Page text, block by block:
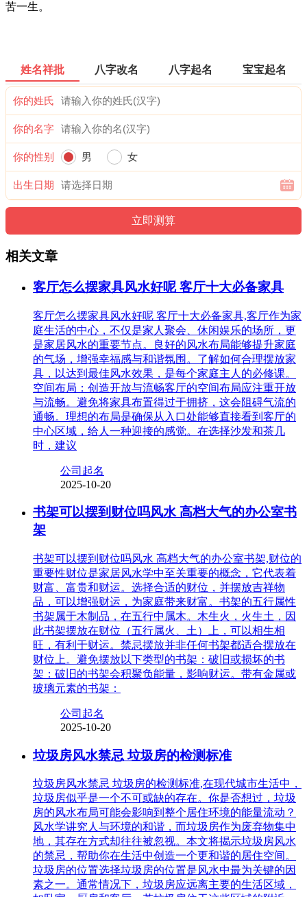
苦一生。
姓名祥批 八字改名 八字起名 宝宝起名
你的姓氏
你的名字
你的性别 男 女
出生日期
相关文章
客厅怎么摆家具风水好呢 客厅十大必备家具
客厅怎么摆家具风水好呢 客厅十大必备家具,客厅作为家
庭生活的中心，不仅是家人聚会、休闲娱乐的场所，更
是家居风水的重要节点。良好的风水布局能够提升家庭
的气场，增强幸福感与和谐氛围。了解如何合理摆放家
具，以达到最佳风水效果，是每个家庭主人的必修课。
空间布局：创造开放与流畅客厅的空间布局应注重开放
与流畅。避免将家具布置得过于拥挤，这会阻碍气流的
通畅。理想的布局是确保从入口处能够直接看到客厅的
中心区域，给人一种迎接的感觉。在选择沙发和茶几
时，建议
公司起名
2025-10-20
书架可以摆到财位吗风水 高档大气的办公室书
架
书架可以摆到财位吗风水 高档大气的办公室书架,财位的
重要性财位是家居风水学中至关重要的概念，它代表着
财富、富贵和财运。选择合适的财位，并摆放吉祥物
品，可以增强财运，为家庭带来财富。书架的五行属性
书架属于木制品，在五行中属木。木生火，火生土，因
此书架摆放在财位（五行属火、土）上，可以相生相
旺，有利于财运。禁忌摆放并非任何书架都适合摆放在
财位上。避免摆放以下类型的书架：破旧或损坏的书
架：破旧的书架会积聚负能量，影响财运。带有金属或
玻璃元素的书架：
公司起名
2025-10-20
垃圾房风水禁忌 垃圾房的检测标准
垃圾房风水禁忌 垃圾房的检测标准,在现代城市生活中，
垃圾房似乎是一个不可或缺的存在。你是否想过，垃圾
房的风水布局可能会影响到整个居住环境的能量流动？
风水学讲究人与环境的和谐，而垃圾房作为废弃物集中
地，其存在方式却往往被忽视。本文将揭示垃圾房风水
的禁忌，帮助你在生活中创造一个更和谐的居住空间。
垃圾房的位置选择垃圾房的位置是风水中最为关键的因
素之一。通常情况下，垃圾房应远离主要的生活区域，